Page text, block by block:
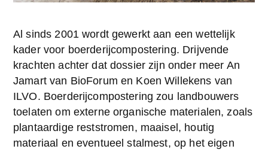
Al sinds 2001 wordt gewerkt aan een wettelijk
kader voor boerderijcompostering. Drijvende
krachten achter dat dossier zijn onder meer An
Jamart van BioForum en Koen Willekens van
ILVO. Boerderijcompostering zou landbouwers
toelaten om externe organische materialen, zoals
plantaardige reststromen, maaisel, houtig
materiaal en eventueel stalmest, op het eigen